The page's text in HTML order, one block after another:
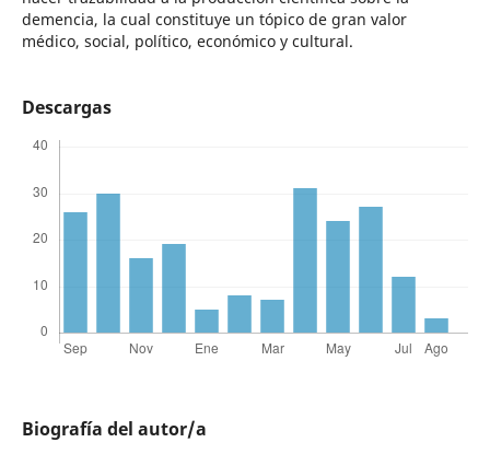
demencia, la cual constituye un tópico de gran valor
médico, social, político, económico y cultural.
Descargas
Biografía del autor/a